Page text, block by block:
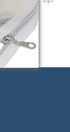
ARGENT
demande